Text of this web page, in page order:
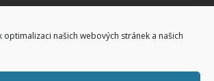
optimalizaci našich webových stránek a našich